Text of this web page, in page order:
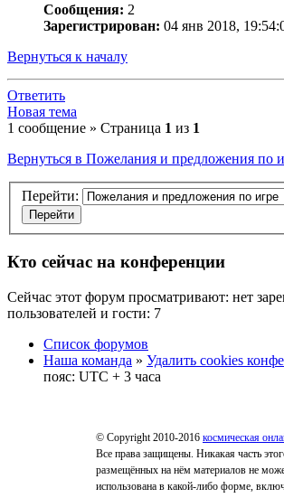
Сообщения: 2
Зарегистрирован: 04 янв 2018,
Вернуться к началу
Ответить
Новая тема
1 сообщение » Страница 1 из 1
Вернуться в Пожелания и предложения по
Перейти:
Кто сейчас на конференции
Сейчас этот форум просматривают: нет
пользователей и гости: 7
Список форумов
Наша команда » Удалить cookies
пояс: UTC + 3 часа
© Copyright 2010-2016 космическая
Все права защищены. Никакая часть
размещённых на нём материалов не
использована в какой-либо форме,